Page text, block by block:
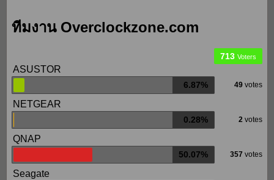
ทีมงาน Overclockzone.com
713 Voters
ASUSTOR
6.87% 49 votes
NETGEAR
0.28% 2 votes
QNAP
50.07% 357 votes
Seagate